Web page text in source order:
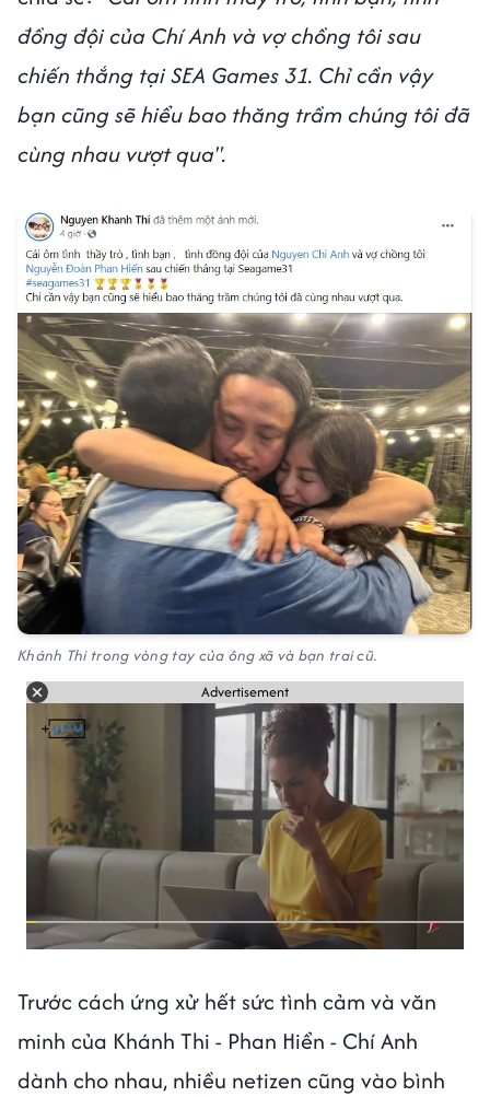
đồng đội của Chí Anh và vợ chồng tôi sau
chiến thắng tại SEA Games 31. Chỉ cần vậy
bạn cũng sẽ hiểu bao thăng trầm chúng tôi đã
cùng nhau vượt qua".
Khánh Thi trong vòng tay của ông xã và bạn trai cũ.
Advertisement
Trước cách ứng xử hết sức tình cảm và văn
minh của Khánh Thi - Phan Hiển - Chí Anh
dành cho nhau, nhiều netizen cũng vào bình